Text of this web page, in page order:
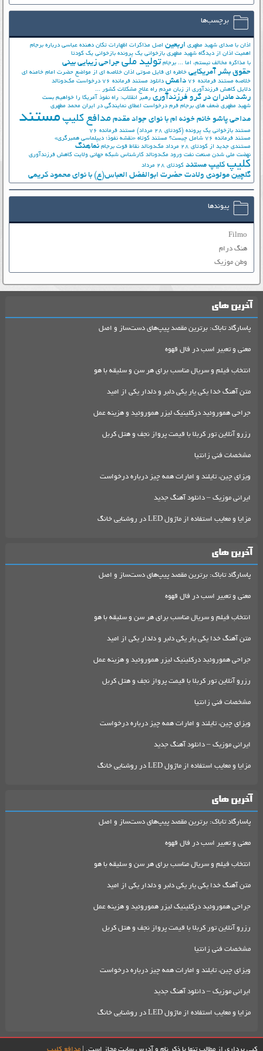
برچسب‌ها
اذان با صدای شهید مطهری اربعین اصل مذاکرات اظهارات تکان دهنده عباسی درباره برجام
اهمیت اذان از دیدگاه شهید مطهری بازخوانی یک پرونده بازخوانی یک کودتا
با مذاکره مخالف نیستم، اما ... برجام تولید ملی جراحی زیبایی بینی
حقوق بشر آمریکایی خاطره ای فایل صوتی اذان خلاصه ای از مواضع حضرت امام خامنه ای
خلاصه مستند فرمانده 76
داعش دانلود مستند فرمانده 76
درخواست مک‌دونالد
دلایل کاهش فرزندآوری از زبان مردم راه علاج مشکلات کشور ...
رشد مادران در گرو فرزندآوری رهبر انقلاب: راه نفوذ آمریکا را خواهیم بست
شهید مطهری ضعف های برجام فرم درخواست اعطای نمایندگی در ایران محمد مطهری
مداحی پاشو خانم خونه ام با نوای جواد مقدم مدافع کلیپ مستند
مستند بازخوانی یک پرونده (کودتای 28 مرداد)
مستند فرمانده 76
مستند فرمانده 76 شامل چیست؟
مستند کوتاه «نقشه نفوذ؛ دیپلماسی همبرگری»
مستندی جدید از کودتای 28 مرداد
مک‌دونالد نقاط قوت برجام نماهنگ
نهضت ملي شدن صنعت نفت ورود مک‌دونالد کارشناس شبکه جهانی ولایت کاهش فرزندآوری
کلیپ کلیپ مستند کودتای 28 مرداد
گلچین مولودی ولادت حضرت ابوالفضل العباس(ع) با نوای محمود کریمی
پیوندها
Filmo
هنگ درام
وطن موزیک
آخرین های
پاسارگاد تاباک: برترین مقصد پیپ‌های دست‌ساز و اصل
معنی و تعبیر اسب در فال قهوه
انتخاب فیلم و سریال مناسب برای هر سن و سلیقه با هو
متن آهنگ خدا یکی یار یکی دلبر و دلدار یکی از امید
جراحی هموروئید درکلینیک لیزر هموروئید و هزینه عمل
رزرو آنلاین تور کربلا با قیمت پرواز نجف و هتل کربل
مشخصات فنی زانتیا
ویزای چین، تایلند و امارات همه چیز درباره درخواست
ایرانی موزیک – دانلود آهنگ جدید
مزایا و معایب استفاده از ماژول LED در روشنایی خانگ
آخرین های
پاسارگاد تاباک: برترین مقصد پیپ‌های دست‌ساز و اصل
معنی و تعبیر اسب در فال قهوه
انتخاب فیلم و سریال مناسب برای هر سن و سلیقه با هو
متن آهنگ خدا یکی یار یکی دلبر و دلدار یکی از امید
جراحی هموروئید درکلینیک لیزر هموروئید و هزینه عمل
رزرو آنلاین تور کربلا با قیمت پرواز نجف و هتل کربل
مشخصات فنی زانتیا
ویزای چین، تایلند و امارات همه چیز درباره درخواست
ایرانی موزیک – دانلود آهنگ جدید
مزایا و معایب استفاده از ماژول LED در روشنایی خانگ
آخرین های
پاسارگاد تاباک: برترین مقصد پیپ‌های دست‌ساز و اصل
معنی و تعبیر اسب در فال قهوه
انتخاب فیلم و سریال مناسب برای هر سن و سلیقه با هو
متن آهنگ خدا یکی یار یکی دلبر و دلدار یکی از امید
جراحی هموروئید درکلینیک لیزر هموروئید و هزینه عمل
رزرو آنلاین تور کربلا با قیمت پرواز نجف و هتل کربل
مشخصات فنی زانتیا
ویزای چین، تایلند و امارات همه چیز درباره درخواست
ایرانی موزیک – دانلود آهنگ جدید
مزایا و معایب استفاده از ماژول LED در روشنایی خانگ
کپی برداری از مطالب تنها با ذکر نام و آدرس سایت مجاز است. | مدافع کلیپ